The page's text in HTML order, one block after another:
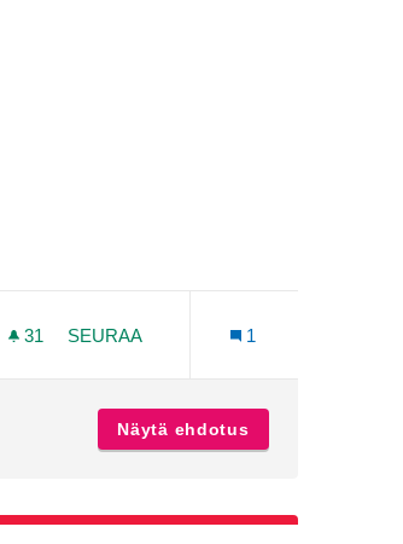
31 31 SEURAAJAA
SEURAA
1
Näytä ehdotus